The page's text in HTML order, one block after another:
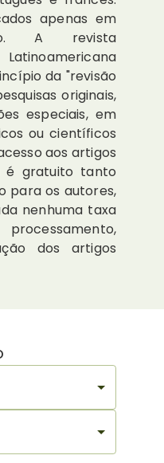
apenas em
A revista
da "revisão
originais,
especiais, em
ou científicos
aos artigos
é gratuito tanto
para os autores,
nenhuma taxa
dos artigos